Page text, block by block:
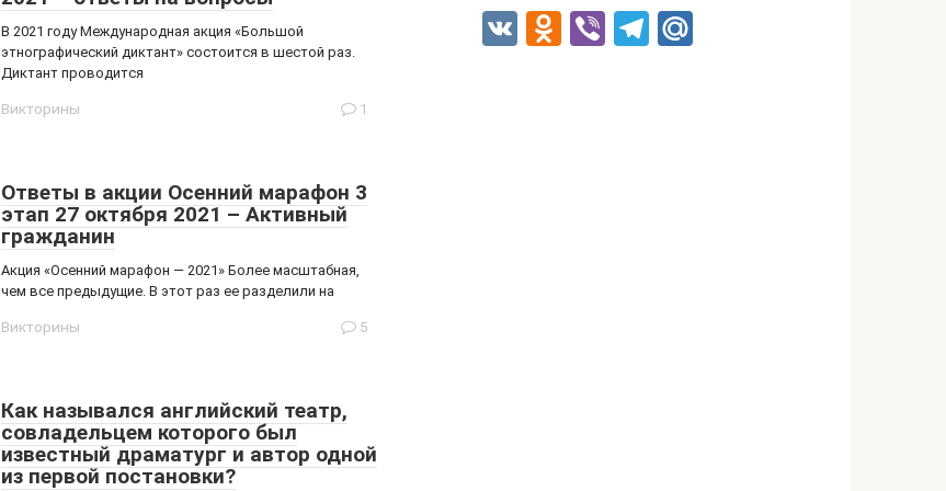
В 2021 году Международная акция «Большой
этнографический диктант» состоится в шестой раз.
Диктант проводится
Викторины 1
Ответы в акции Осенний марафон 3
этап 27 октября 2021 – Активный
гражданин
Акция «Осенний марафон — 2021» Более масштабная,
чем все предыдущие. В этот раз ее разделили на
Викторины 5
Как назывался английский театр,
совладельцем которого был
известный драматург и автор одной
из первой постановки?
VK Odnoklassniki
ViberTelegram